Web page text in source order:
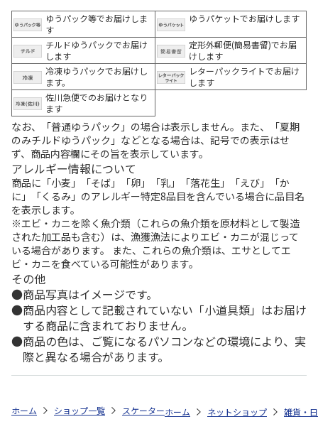
ゆうパック等でお届けしま
す
ゆうパケットでお届けします
チルドゆうパックでお届け
します
定形外郵便(簡易書留)でお届
けします
冷凍ゆうパックでお届けし
ます。
レターパックライトでお届け
します
佐川急便でのお届けとなり
ます
なお、「普通ゆうパック」の場合は表示しません。また、「夏期
のみチルドゆうパック」などとなる場合は、記号での表示はせ
ず、商品内容欄にその旨を表示しています。
アレルギー情報について
商品に「小麦」「そば」「卵」「乳」「落花生」「えび」「か
に」「くるみ」のアレルギー特定8品目を含んでいる場合に品目名
を表示します。
※エビ・カニを除く魚介類（これらの魚介類を原材料として製造
された加工品も含む）は、漁獲漁法によりエビ・カニが混じって
いる場合があります。 また、これらの魚介類は、エサとしてエ
ビ・カニを食べている可能性があります。
その他
商品写真はイメージです。
商品内容として記載されていない「小道具類」はお届け
する商品に含まれておりません。
商品の色は、ご覧になるパソコンなどの環境により、実
際と異なる場合があります。
ホーム ショップ一覧 スケーター 食洗機対応 スライド式トリオセッ
ホーム ネットショップ 雑貨・